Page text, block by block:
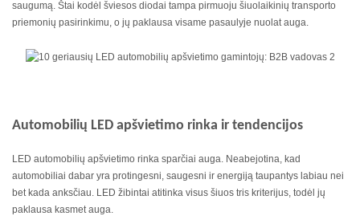
saugumą. Štai kodėl šviesos diodai tampa pirmuoju šiuolaikinių transporto
priemonių pasirinkimu, o jų paklausa visame pasaulyje nuolat auga.
Automobilių LED apšvietimo rinka ir tendencijos
LED automobilių apšvietimo rinka sparčiai auga. Neabejotina, kad
automobiliai dabar yra protingesni, saugesni ir energiją taupantys labiau nei
bet kada anksčiau. LED žibintai atitinka visus šiuos tris kriterijus, todėl jų
paklausa kasmet auga.